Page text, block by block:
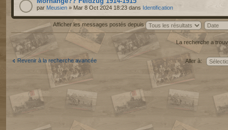
par Meusien » Mar 8 Oct 2024 18:23 dans Identification
Afficher les messages postés depuis
La recherche a
Revenir à la recherche avancée Aller à: